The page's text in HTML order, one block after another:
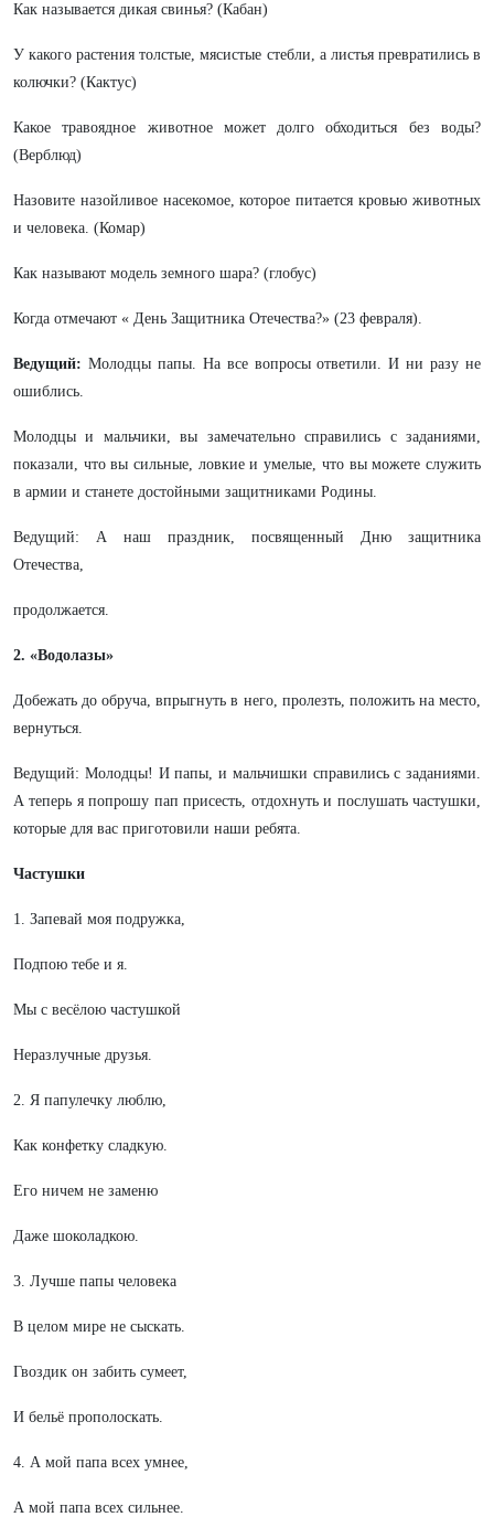
Как называется дикая свинья? (Кабан)
У какого растения толстые, мясистые стебли, а листья превратились в
колючки? (Кактус)
Какое травоядное животное может долго обходиться без воды?
(Верблюд)
Назовите назойливое насекомое, которое питается кровью животных
и человека. (Комар)
Как называют модель земного шара? (глобус)
Когда отмечают « День Защитника Отечества?» (23 февраля).
Ведущий: Молодцы папы. На все вопросы ответили. И ни разу не
ошиблись.
Молодцы и мальчики, вы замечательно справились с заданиями,
показали, что вы сильные, ловкие и умелые, что вы можете служить
в армии и станете достойными защитниками Родины.
Ведущий: А наш праздник, посвященный Дню защитника
Отечества,
продолжается.
2. «Водолазы»
Добежать до обруча, впрыгнуть в него, пролезть, положить на место,
вернуться.
Ведущий: Молодцы! И папы, и мальчишки справились с заданиями.
А теперь я попрошу пап присесть, отдохнуть и послушать частушки,
которые для вас приготовили наши ребята.
Частушки
1. Запевай моя подружка,
Подпою тебе и я.
Мы с весёлою частушкой
Неразлучные друзья.
2. Я папулечку люблю,
Как конфетку сладкую.
Его ничем не заменю
Даже шоколадкою.
3. Лучше папы человека
В целом мире не сыскать.
Гвоздик он забить сумеет,
И бельё прополоскать.
4. А мой папа всех умнее,
А мой папа всех сильнее.